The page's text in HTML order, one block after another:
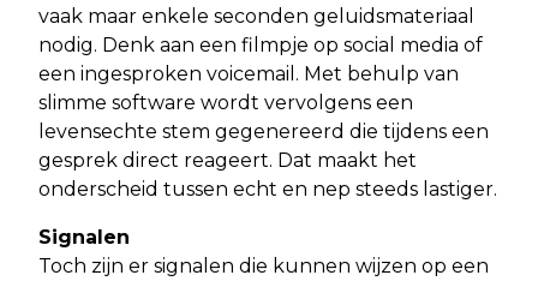
vaak maar enkele seconden geluidsmateriaal
nodig. Denk aan een filmpje op social media of
een ingesproken voicemail. Met behulp van
slimme software wordt vervolgens een
levensechte stem gegenereerd die tijdens een
gesprek direct reageert. Dat maakt het
onderscheid tussen echt en nep steeds lastiger.
Signalen
Toch zijn er signalen die kunnen wijzen op een